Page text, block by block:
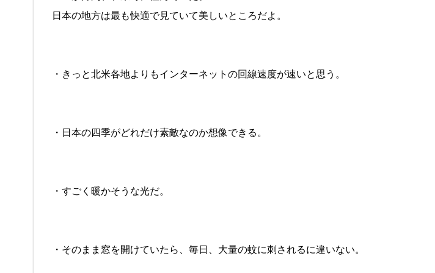
日本の地方は最も快適で見ていて美しいところだよ。
・きっと北米各地よりもインターネットの回線速度が速いと思う。
・日本の四季がどれだけ素敵なのか想像できる。
・すごく暖かそうな光だ。
・そのまま窓を開けていたら、毎日、大量の蚊に刺されるに違いない。